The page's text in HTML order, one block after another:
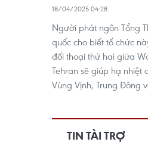
18/04/2025 04:28
Người phát ngôn Tổng
quốc cho biết tổ chức
đối thoại thứ hai giữa
Tehran sẽ giúp hạ nhiệt
Vùng Vịnh, Trung Đông